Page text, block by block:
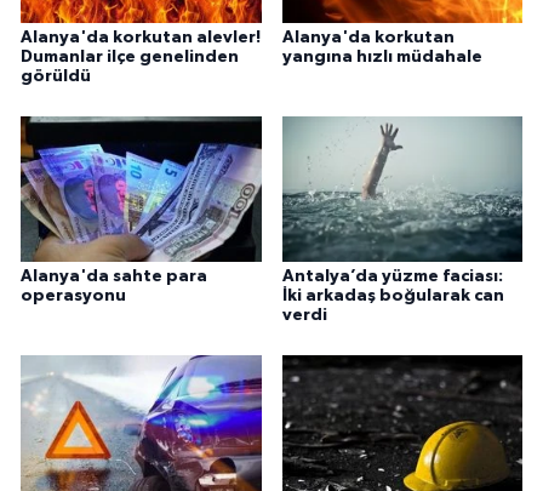
Alanya'da korkutan alevler!
Dumanlar ilçe genelinden
görüldü
Alanya'da korkutan
yangına hızlı müdahale
Alanya'da sahte para
operasyonu
Antalya’da yüzme faciası:
İki arkadaş boğularak can
verdi